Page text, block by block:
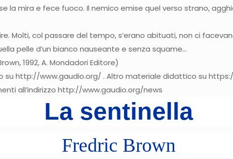
la mira e fece fuoco. Il nemico emise quel verso strano,
Molti, col passare del tempo, s’erano abituati, non ci
pelle d’un bianco nauseante e senza squame…
1992, A. Mondadori Editore)
su http://www.gaudio.org/ . Altro materiale didattico su
all’indirizzo http://www.gaudio.org/news
La sentinella
Fredric Brown